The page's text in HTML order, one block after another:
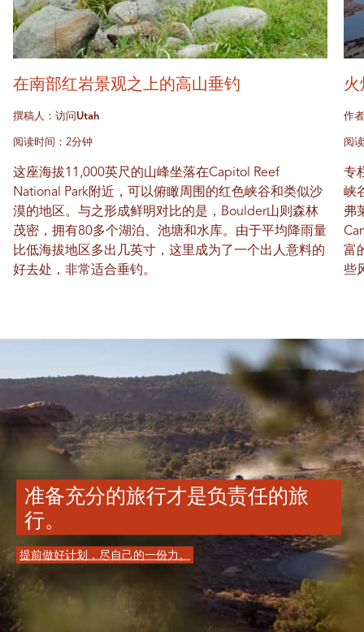
在南部红岩景观之上的高山垂钓
撰稿人：访问Utah
阅读时间：2分钟
这座海拔11,000英尺的山峰坐落在Capitol Reef
National Park附近，可以俯瞰周围的红色峡谷和类似沙
漠的地区。与之形成鲜明对比的是，Boulder山则森林
茂密，拥有80多个湖泊、池塘和水库。由于平均降雨量
比低海拔地区多出几英寸，这里成为了一个出人意料的
好去处，非常适合垂钓。
作
阅
专
峡
弗
富
些
准备充分的旅行才是负责任的旅
行。
提前做好计划，尽自己的一份力。